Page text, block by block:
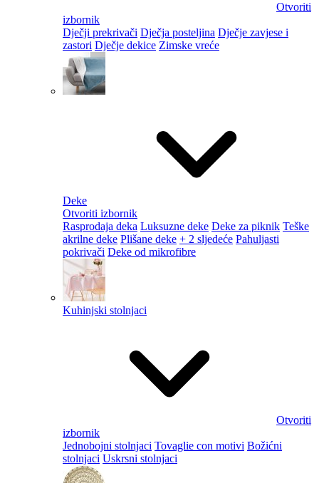
Otvoriti
izbornik
Dječji prekrivači Dječja posteljina Dječje zavjese i
zastori Dječje dekice Zimske vreće
Deke
Otvoriti izbornik
Rasprodaja deka Luksuzne deke Deke za piknik Teške
akrilne deke Plišane deke + 2 sljedeće Pahuljasti
pokrivači Deke od mikrofibre
Kuhinjski stolnjaci
Otvoriti
izbornik
Jednobojni stolnjaci Tovaglie con motivi Božićni
stolnjaci Uskrsni stolnjaci